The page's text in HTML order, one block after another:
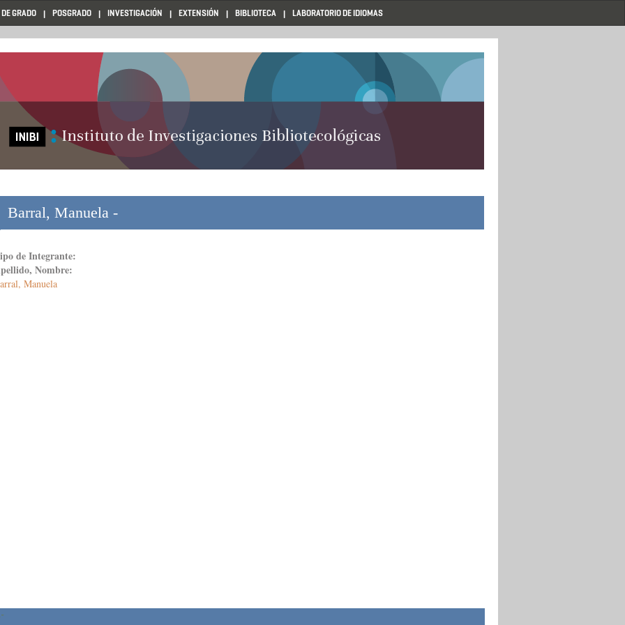
GRADO POSGRADO INVESTIGACIÓN EXTENSIÓN BIBLIOTECA LABORATORIO DE IDIOMAS
Barral, Manuela -
de Integrante:
Nombre:
Manuela